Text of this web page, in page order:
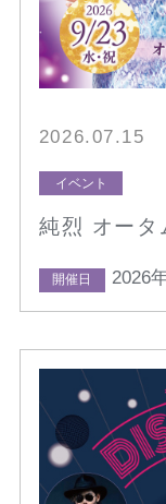
2026.07.15
イベント
純烈 オータ
開催日 2026